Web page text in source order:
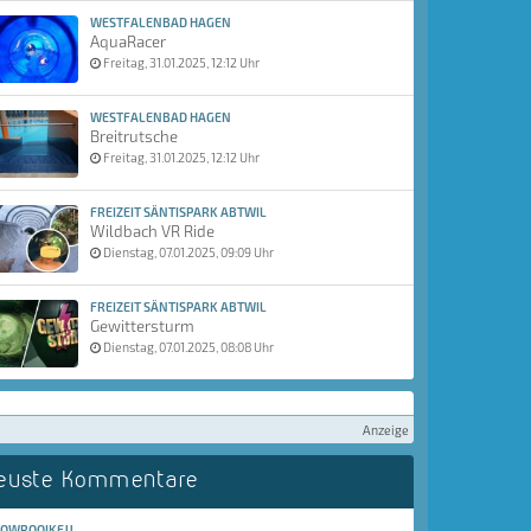
WESTFALENBAD HAGEN
AquaRacer
Freitag, 31.01.2025, 12:12 Uhr
WESTFALENBAD HAGEN
Breitrutsche
Freitag, 31.01.2025, 12:12 Uhr
FREIZEIT SÄNTISPARK ABTWIL
Wildbach VR Ride
Dienstag, 07.01.2025, 09:09 Uhr
FREIZEIT SÄNTISPARK ABTWIL
Gewittersturm
Dienstag, 07.01.2025, 08:08 Uhr
Anzeige
Kommentare